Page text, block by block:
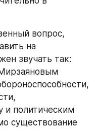
вопрос,
на
звучать так:
и политическим
существование